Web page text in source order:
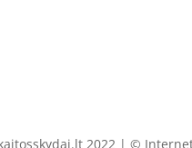
2022 | ©